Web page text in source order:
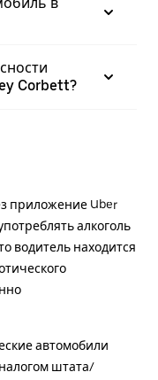
Corbett?
приложение Uber
алкоголь
водитель находится
автомобили
штата/